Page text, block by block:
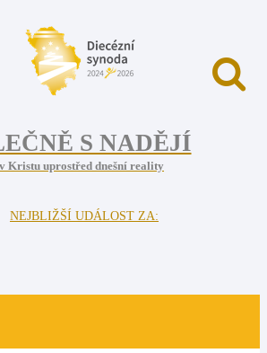
S NADĚJÍ
Kristu uprostřed dnešní reality
NEJBLIŽŠÍ UDÁLOST ZA: